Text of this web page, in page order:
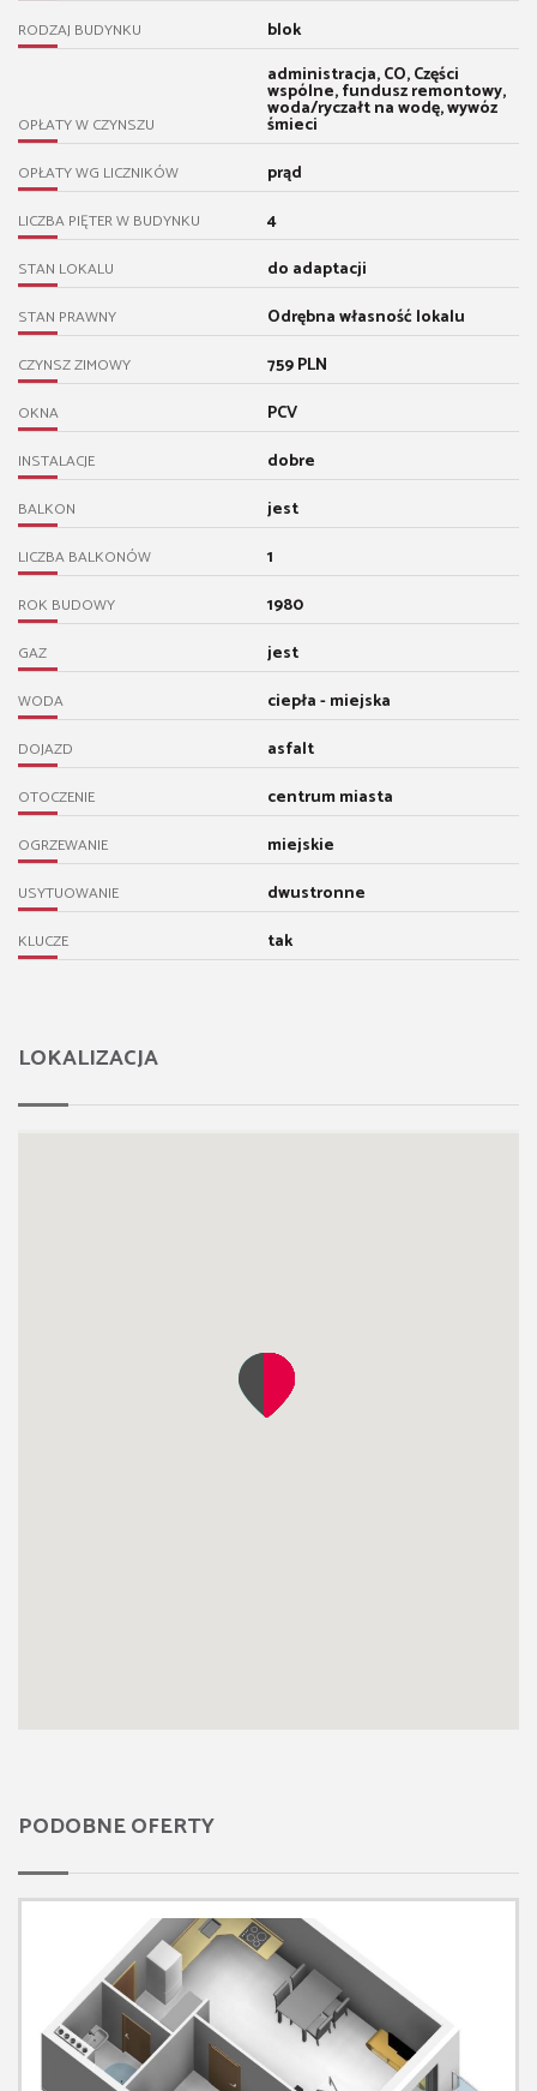
RODZAJ BUDYNKU blok
OPŁATY W CZYNSZU
administracja, CO, Części
wspólne, fundusz remontowy,
woda/ryczałt na wodę, wywóz
śmieci
OPŁATY WG LICZNIKÓW prąd
LICZBA PIĘTER W BUDYNKU 4
STAN LOKALU do adaptacji
STAN PRAWNY Odrębna własność lokalu
CZYNSZ ZIMOWY 759 PLN
OKNA PCV
INSTALACJE dobre
BALKON jest
LICZBA BALKONÓW 1
ROK BUDOWY 1980
GAZ jest
WODA ciepła - miejska
DOJAZD asfalt
OTOCZENIE centrum miasta
OGRZEWANIE miejskie
USYTUOWANIE dwustronne
KLUCZE tak
LOKALIZACJA
PODOBNE OFERTY